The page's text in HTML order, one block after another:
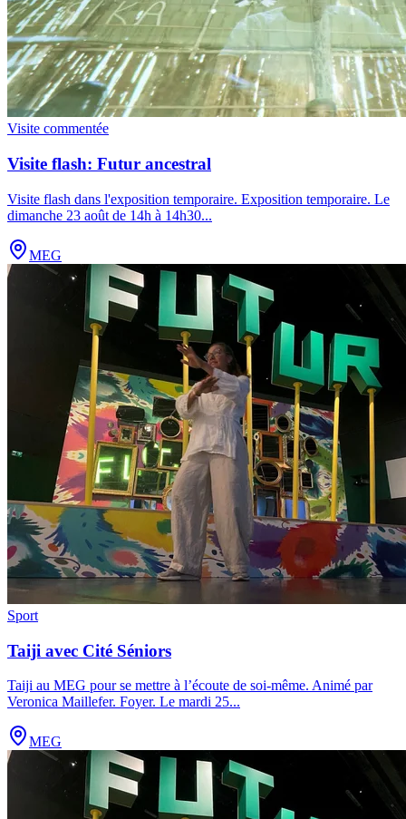
Visite commentée
Visite flash: Futur ancestral
Visite flash dans l'exposition temporaire. Exposition temporaire. Le
dimanche 23 août de 14h à 14h30...
MEG
Sport
Taiji avec Cité Séniors
Taiji au MEG pour se mettre à l’écoute de soi-même. Animé par
Veronica Maillefer. Foyer. Le mardi 25...
MEG